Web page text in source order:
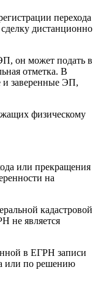
перехода
дистанционно
он может подать в
отметка. В
и заверенные ЭП,
физическому
или прекращения
на
кадастровой
не является
в ЕГРН записи
или по решению